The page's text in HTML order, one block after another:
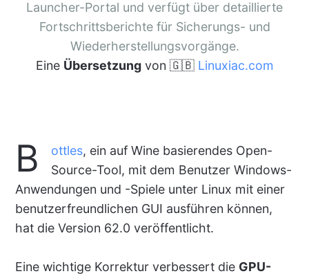
Launcher-Portal und verfügt über detaillierte
Fortschrittsberichte für Sicherungs- und
Wiederherstellungsvorgänge.
Eine Übersetzungvon 🇬🇧 Linuxiac.com
B ottles, ein auf Wine basierendes Open-
Source-Tool, mit dem Benutzer Windows-
Anwendungen und -Spiele unter Linux mit einer
benutzerfreundlichen GUI ausführen können,
hat die Version 62.0 veröffentlicht.
Eine wichtige Korrektur verbessert die GPU-